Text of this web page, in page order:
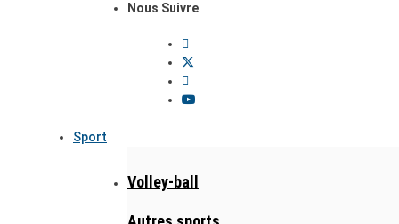
Nous Suivre
Sport
Volley-ball